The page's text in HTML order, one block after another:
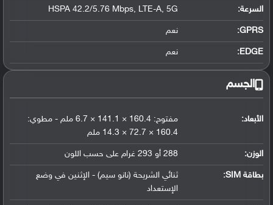
السرعة: HSPA 42.2/5.76 Mbps, LTE-A, 5G
GPRS: نعم
EDGE: نعم
الجسم
الأبعاد:
مفتوح: 160.4 × 141.1 × 6.7 ملم - مطوي:
160.4 × 72.7 × 14.3 ملم
الوزن: 288 أو 293 غرام على حسب اللون
بطاقة SIM:
ثنائي الشريحة (نانو سيم) - الإثنين في وضع
الإستعداد